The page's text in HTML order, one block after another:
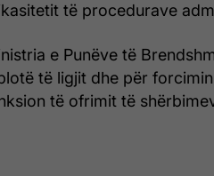
të procedurave
e Punëve të
të ligjit dhe për
të ofrimit të